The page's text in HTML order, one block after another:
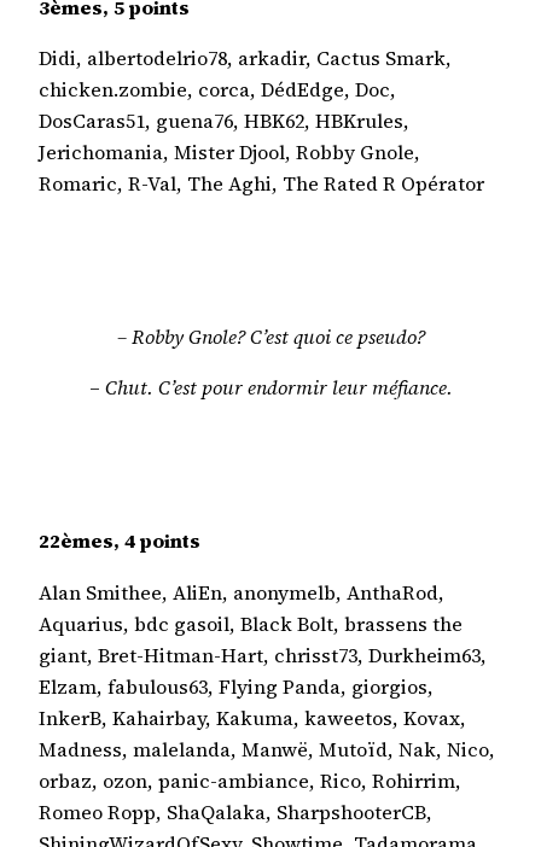
3èmes, 5 points
Didi, albertodelrio78, arkadir, Cactus Smark,
chicken.zombie, corca, DédEdge, Doc,
DosCaras51, guena76, HBK62, HBKrules,
Jerichomania, Mister Djool, Robby Gnole,
Romaric, R-Val, The Aghi, The Rated R Opérator
– Robby Gnole? C’est quoi ce pseudo?
– Chut. C’est pour endormir leur méfiance.
22èmes, 4 points
Alan Smithee, AliEn, anonymelb, AnthaRod,
Aquarius, bdc gasoil, Black Bolt, brassens the
giant, Bret-Hitman-Hart, chrisst73, Durkheim63,
Elzam, fabulous63, Flying Panda, giorgios,
InkerB, Kahairbay, Kakuma, kaweetos, Kovax,
Madness, malelanda, Manwë, Mutoïd, Nak, Nico,
orbaz, ozon, panic-ambiance, Rico, Rohirrim,
Romeo Ropp, ShaQalaka, SharpshooterCB,